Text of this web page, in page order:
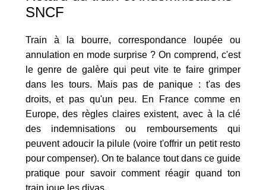
SNCF
Train à la bourre, correspondance loupée ou
annulation en mode surprise ? On comprend, c'est
le genre de galère qui peut vite te faire grimper
dans les tours. Mais pas de panique : t'as des
droits, et pas qu'un peu. En France comme en
Europe, des règles claires existent, avec à la clé
des indemnisations ou remboursements qui
peuvent adoucir la pilule (voire t'offrir un petit resto
pour compenser). On te balance tout dans ce guide
pratique pour savoir comment réagir quand ton
train joue les divas.